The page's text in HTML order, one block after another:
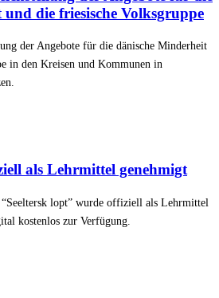
die friesische Volksgruppe
der Angebote für die dänische Minderheit
in den Kreisen und Kommunen in
als Lehrmittel genehmigt
lopt” wurde offiziell als Lehrmittel
kostenlos zur Verfügung.